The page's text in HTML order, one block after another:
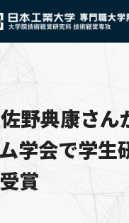
野典康さん
学会で学生
賞